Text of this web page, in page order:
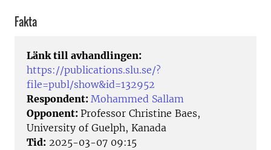
Fakta
Länk till avhandlingen:
https://publications.slu.se/?
file=publ/show&id=132952
Respondent: Mohammed Sallam
Opponent: Professor Christine Baes,
University of Guelph, Kanada
Tid: 2025-03-07 09:15